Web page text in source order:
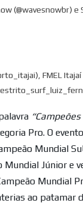
(@wavesnowbr) e
FMEL
Pro. O
Mundial
Mundial Júnior e
Mundial
ao patamar